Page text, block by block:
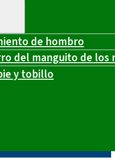
de hombro
del manguito de los
y tobillo